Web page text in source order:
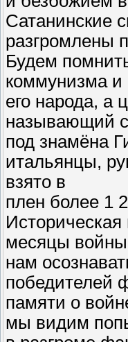
Сатанинские
разгромлены
Будем
коммунизма и
его народа, а
называющий
под знамёна
итальянцы,
взято в
плен более 1
месяцы войны
нам
победителей
памяти о
мы видим